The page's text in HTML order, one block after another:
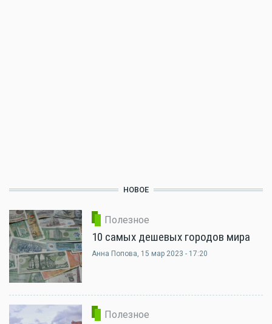
НОВОЕ
Полезное
10 самых дешевых городов мира
Анна Попова, 15 мар 2023 - 17:20
Полезное